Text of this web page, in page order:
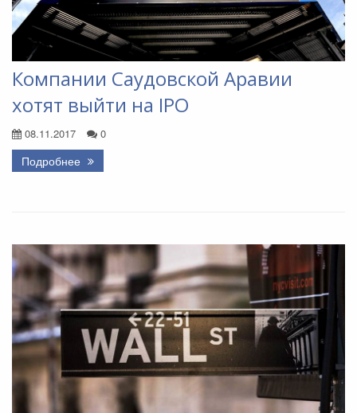
Компании Саудовской Аравии
хотят выйти на IPO
08.11.2017 0
Подробнее